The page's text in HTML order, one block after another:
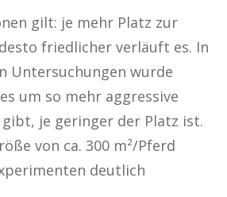
gilt: je mehr Platz zur
friedlicher verläuft es. In
Untersuchungen wurde
um so mehr aggressive
je geringer der Platz ist.
von ca. 300 m²/Pferd
deutlich